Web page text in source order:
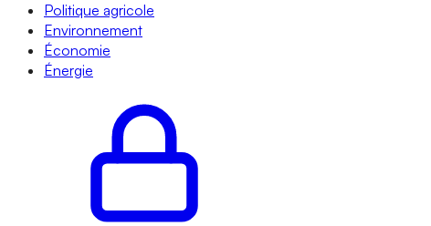
Politique agricole
Environnement
Économie
Énergie